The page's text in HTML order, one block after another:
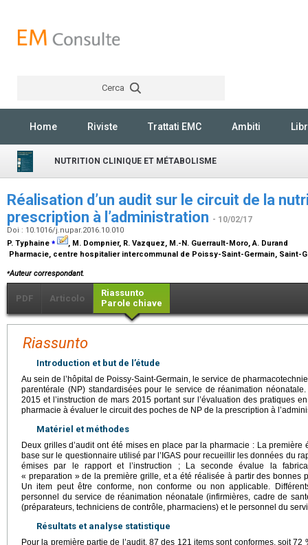
Cerca
Home Riviste Trattati EMC Ambiti
NUTRITION CLINIQUE ET MÉTABOLISME
Réalisation d’un audit sur le circuit de la
prescription à l’administration - 10/02/17
Doi : 10.1016/j.nupar.2016.10.010
P. Typhaine ⁎
, M. Dompnier, R. Vazquez, M.-N. Guerrault-Moro, A. Durand
Pharmacie, centre hospitalier intercommunal de Poissy-Saint-Germain, Saint-
⁎Auteur correspondant.
PDF Articolo
Riassunto
Parole chiave
Riassunto
Introduction et but de l’étude
Au sein de l’hôpital de Poissy-Saint-Germain, le service de
parentérale (NP) standardisées pour le service de réanimation
2015 et l’instruction de mars 2015 portant sur l’évaluation des pratiques
pharmacie à évaluer le circuit des poches de NP de la prescription à
Matériel et méthodes
Deux grilles d’audit ont été mises en place par la pharmacie : La
base sur le questionnaire utilisé par l’IGAS pour recueillir les données du
émises par le rapport et l’instruction ; La seconde évalue la
« preparation » de la première grille, et a été réalisée à partir des bonnes
Un item peut être conforme, non conforme ou non applicable.
personnel du service de réanimation néonatale (infirmières, cadre de
(préparateurs, techniciens de contrôle, pharmaciens) et le personnel du
Résultats et analyse statistique
Pour la première partie de l’audit, 87 des 121 items sont conformes, soit